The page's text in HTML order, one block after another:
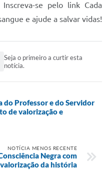
se pelo link Cada
e ajude a salvar vidas!
Seja o primeiro a curtir esta
notícia.
do Professor e do Servidor
de valorização e
NOTÍCIA MENOS RECENTE
Negra com
da história